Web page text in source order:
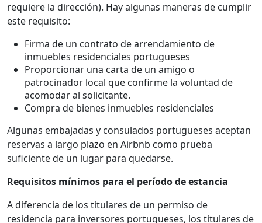
requiere la dirección). Hay algunas maneras de cumplir
este requisito:
Firma de un contrato de arrendamiento de
inmuebles residenciales portugueses
Proporcionar una carta de un amigo o
patrocinador local que confirme la voluntad de
acomodar al solicitante.
Compra de bienes inmuebles residenciales
Algunas embajadas y consulados portugueses aceptan
reservas a largo plazo en Airbnb como prueba
suficiente de un lugar para quedarse.
Requisitos mínimos para el período de estancia
A diferencia de los titulares de un permiso de
residencia para inversores portugueses, los titulares de